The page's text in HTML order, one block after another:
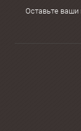
Оставьте ваши